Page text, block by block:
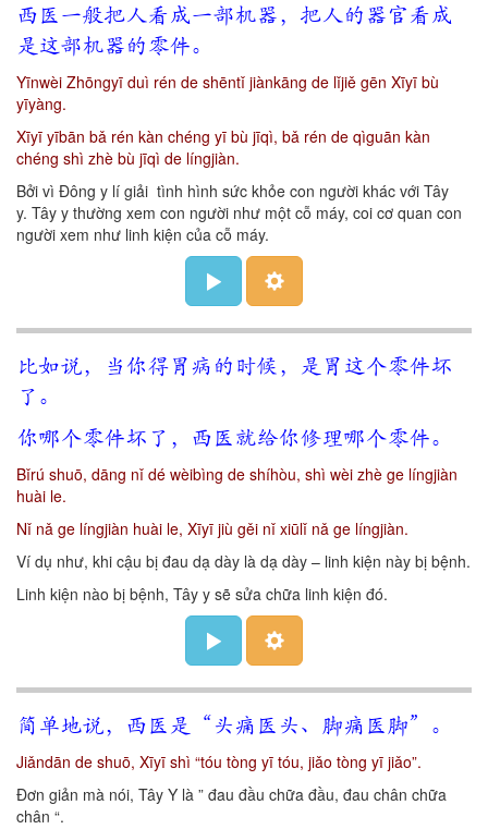
西医一般把人看成一部机器，把人的器官看成
是这部机器的零件。
Yīnwèi Zhōngyī duì rén de shēntǐ jiànkāng de lǐjiě gēn Xīyī bù
yīyàng.
Xīyī yībān bǎ rén kàn chéng yī bù jīqì, bǎ rén de qìguān kàn
chéng shì zhè bù jīqì de língjiàn.
Bởi vì Đông y lí giải tình hình sức khỏe con người khác với Tây
y. Tây y thường xem con người như một cỗ máy, coi cơ quan con
người xem như linh kiện của cỗ máy.
比如说，当你得胃病的时候，是胃这个零件坏
了。
你哪个零件坏了，西医就给你修理哪个零件。
Bǐrú shuō, dāng nǐ dé wèibìng de shíhòu, shì wèi zhè ge língjiàn
huài le.
Nǐ nǎ ge língjiàn huài le, Xīyī jiù gěi nǐ xiūlǐ nǎ ge língjiàn.
Ví dụ như, khi cậu bị đau dạ dày là dạ dày – linh kiện này bị bệnh.
Linh kiện nào bị bệnh, Tây y sẽ sửa chữa linh kiện đó.
简单地说，西医是“头痛医头、脚痛医脚”。
Jiǎndān de shuō, Xīyī shì “tóu tòng yī tóu, jiǎo tòng yī jiǎo”.
Đơn giản mà nói, Tây Y là ” đau đầu chữa đầu, đau chân chữa
chân “.